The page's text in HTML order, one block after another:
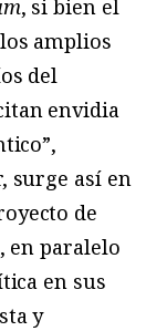
, si bien el
amplios
del
envidia
surge así en
de
en paralelo
en sus
y